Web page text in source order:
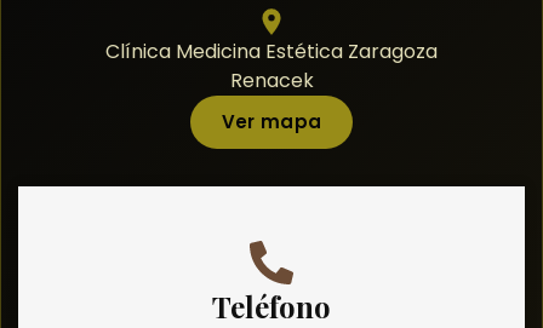
Clínica Medicina Estética Zaragoza
Renacek
Ver mapa
Teléfono